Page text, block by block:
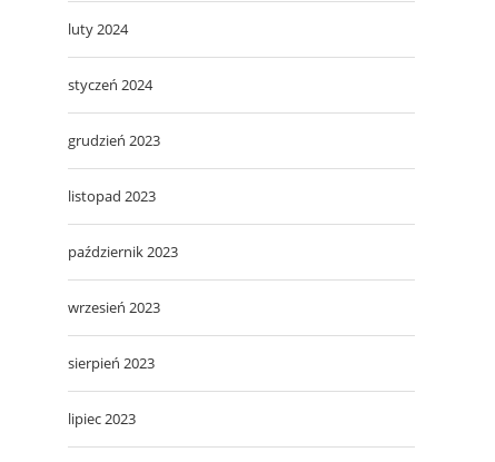
luty 2024
styczeń 2024
grudzień 2023
listopad 2023
październik 2023
wrzesień 2023
sierpień 2023
lipiec 2023